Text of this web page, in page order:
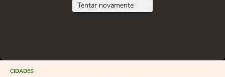
Tentar novamente
CIDADES